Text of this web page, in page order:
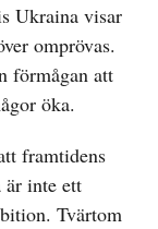
Ukraina visar
omprövas.
förmågan att
öka.
framtidens
inte ett
Tvärtom